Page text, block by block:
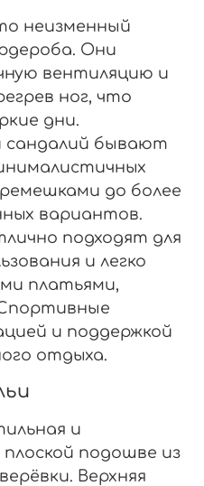
неизменный
Они
вентиляцию и
ног, что
дни.
сандалий бывают
до более
вариантов.
подходят для
и легко
платьями,
и поддержкой
отдыха.
и
подошве из
Верхняя